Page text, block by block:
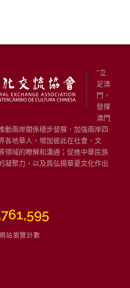
“立
足澳
門，
發揮
澳門
動兩岸關係穩步發展，加強兩岸四
各地華人，增加彼此在社會、文
領域的瞭解和溝通；促進中華民族
凝聚力，以及爲弘揚華夏文化作出
站瀏覽計數